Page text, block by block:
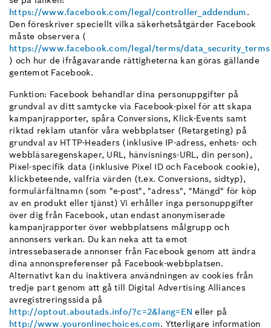
https://www.facebook.com/legal/controller_addendum.
Den föreskriver speciellt vilka säkerhetsåtgärder Facebook
måste observera (
https://www.facebook.com/legal/terms/data_security_terms
) och hur de ifrågavarande rättigheterna kan göras gällande
gentemot Facebook.
Funktion: Facebook behandlar dina personuppgifter på
grundval av ditt samtycke via Facebook-pixel för att skapa
kampanjrapporter, spåra Conversions, Klick-Events samt
riktad reklam utanför våra webbplatser (Retargeting) på
grundval av HTTP-Headers (inklusive IP-adress, enhets- och
webbläsaregenskaper, URL, hänvisnings-URL, din person),
Pixel-specifik data (inklusive Pixel ID och Facebook cookie),
klickbeteende, valfria värden (t.ex. Conversions, sidtyp),
formulärfältnamn (som "e-post", "adress", "Mängd" för köp
av en produkt eller tjänst) Vi erhåller inga personuppgifter
över dig från Facebook, utan endast anonymiserade
kampanjrapporter över webbplatsens målgrupp och
annonsers verkan. Du kan neka att ta emot
intressebaserade annonser från Facebook genom att ändra
dina annonspreferenser på Facebook-webbplatsen.
Alternativt kan du inaktivera användningen av cookies från
tredje part genom att gå till Digital Advertising Alliances
avregistreringssida på
http://optout.aboutads.info/?c=2&lang=EN eller på
http://www.youronlinechoices.com. Ytterligare information